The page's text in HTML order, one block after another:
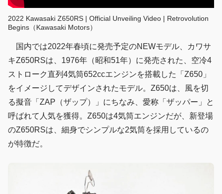
2022 Kawasaki Z650RS | Official Unveiling Video | Retrovolution
Begins（Kawasaki Motors）
国内では2022年春頃に発売予定のNEWモデル、カワサ
キZ650RSは、1976年（昭和51年）に発売された、空冷4
ストローク直列4気筒652ccエンジンを搭載した「Z650」
をイメージしてデザインされたモデル。Z650は、風を切
る擬音「ZAP（ザップ）」にちなみ、愛称「ザッパー」と
呼ばれて人気を獲得。Z650は4気筒エンジンだが、新登場
のZ650RSは、細身でシンプルな2気筒を採用しているの
が特徴だ。